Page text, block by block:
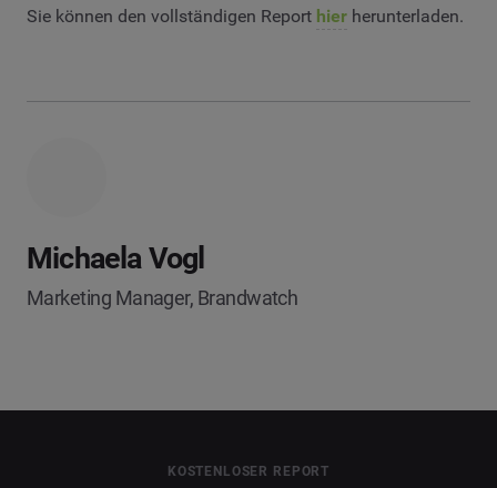
Sie können den vollständigen Report hier herunterladen.
Michaela Vogl
Marketing Manager, Brandwatch
KOSTENLOSER REPORT